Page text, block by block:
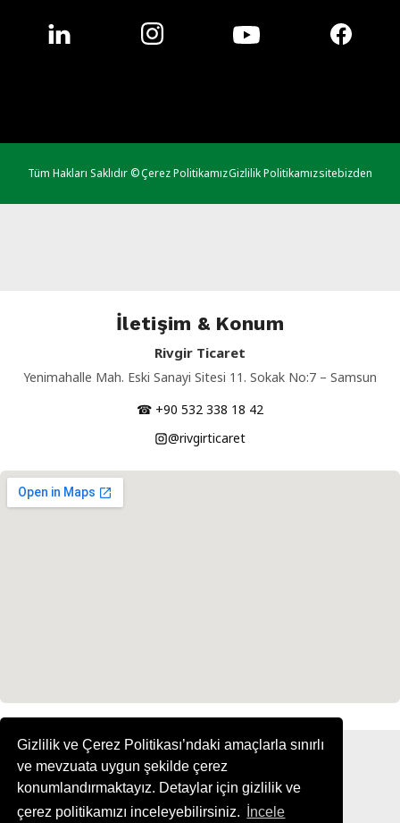
Gizlilik ve Çerez Politikası’ndaki amaçlarla sınırlı
ve mevzuata uygun şekilde çerez
konumlandırmaktayız. Detaylar için gizlilik ve
çerez politikamızı inceleyebilirsiniz.
İncele
Tüm Hakları Saklıdır ©Çerez PolitikamızGizlilik Politikamızsitebizden
İletişim & Konum
Rivgir Ticaret
Yenimahalle Mah. Eski Sanayi Sitesi 11. Sokak No:7 – Samsun
☎ +90 532 338 18 42
@rivgirticaret